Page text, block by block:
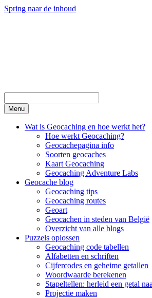
Spring naar de inhoud
Menu
Wat is Geocaching en hoe werkt het?
Hoe werkt Geocaching?
Geocachepagina info
Soorten geocaches
Kaart Geocaching
Geocaching Adventure Labs
Geocache blog
Geocaching tips
Geocaching routes
Geoart
Geocachen in steden van België
Overzicht van alle blogs
Puzzels oplossen
Geocaching code tabellen
Alfabetten en schriften
Cijfercodes en geheime getallen
Woordwaarde berekenen
Stapeltellen: herleid een getal
Projectie maken